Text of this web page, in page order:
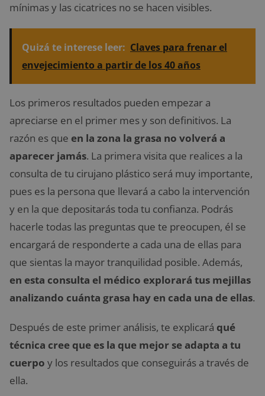
mínimas y las cicatrices no se hacen visibles.
Quizá te interese leer: Claves para frenar el
envejecimiento a partir de los 40 años
Los primeros resultados pueden empezar a
apreciarse en el primer mes y son definitivos. La
razón es que en la zona la grasa no volverá a
aparecer jamás. La primera visita que realices a la
consulta de tu cirujano plástico será muy importante,
pues es la persona que llevará a cabo la intervención
y en la que depositarás toda tu confianza. Podrás
hacerle todas las preguntas que te preocupen, él se
encargará de responderte a cada una de ellas para
que sientas la mayor tranquilidad posible. Además,
en esta consulta el médico explorará tus mejillas
analizando cuánta grasa hay en cada una de ellas.
Después de este primer análisis, te explicará qué
técnica cree que es la que mejor se adapta a tu
cuerpo y los resultados que conseguirás a través de
ella.